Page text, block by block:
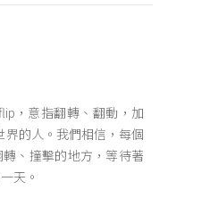
，意指翻轉、翻動，加
界的人。我們相信，每個
、撞擊的地方，等待著
天。